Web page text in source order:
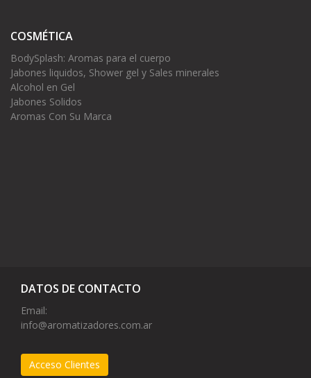
COSMÉTICA
BodySplash: Aromas para el cuerpo
Jabones liquidos, Shower gel y Sales minerales
Alcohol en Gel
Jabones Solidos
Aromas Con Su Marca
DATOS DE CONTACTO
Email:
info@aromatizadores.com.ar
Acceso Clientes